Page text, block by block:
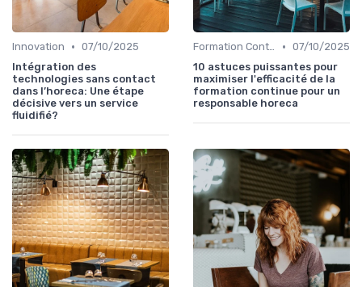
Innovation • 07/10/2025
Intégration des
technologies sans contact
dans l’horeca: Une étape
décisive vers un service
fluidifié?
Formation Continue • 07/10/2025
10 astuces puissantes pour
maximiser l'efficacité de la
formation continue pour un
responsable horeca